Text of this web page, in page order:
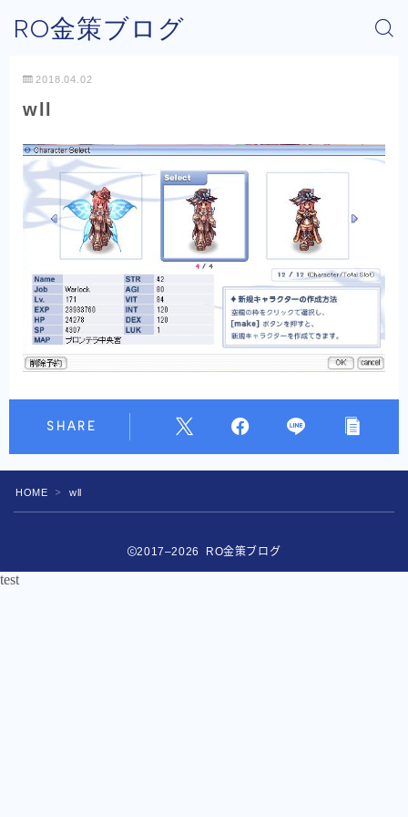
RO金策ブログ
2018.04.02
wll
SHARE
HOME ＞ wll
2017–2026 RO金策ブログ
test